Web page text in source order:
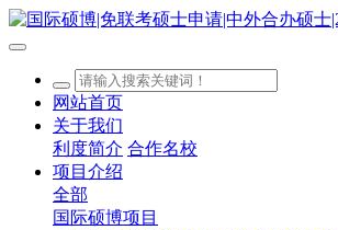
网站首页
关于我们
利度简介 合作名校
项目介绍
全部
国际硕博项目